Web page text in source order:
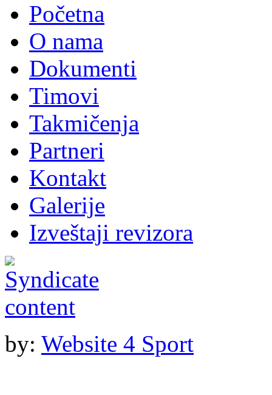
Početna
O nama
Dokumenti
Timovi
Takmičenja
Partneri
Kontakt
Galerije
Izveštaji revizora
by: Website 4 Sport